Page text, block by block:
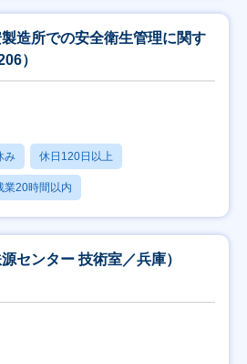
造所での安全衛生管理に関す
）
み 休日120日以上
業20時間以内
センター 技術室／兵庫）